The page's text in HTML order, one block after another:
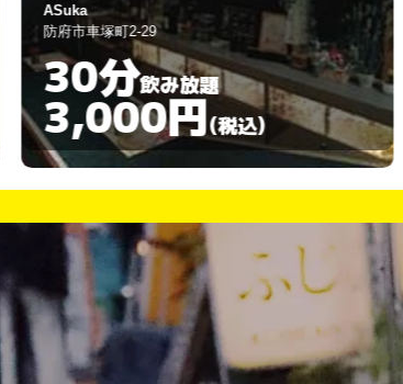
防府市車塚町2-29
30分飲み放題
3,000円(税込)